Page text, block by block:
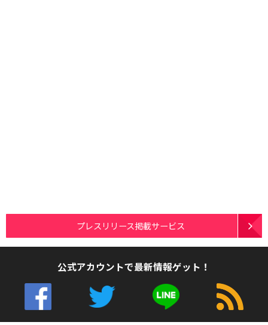
プレスリリース掲載サービス
公式アカウントで最新情報ゲット！